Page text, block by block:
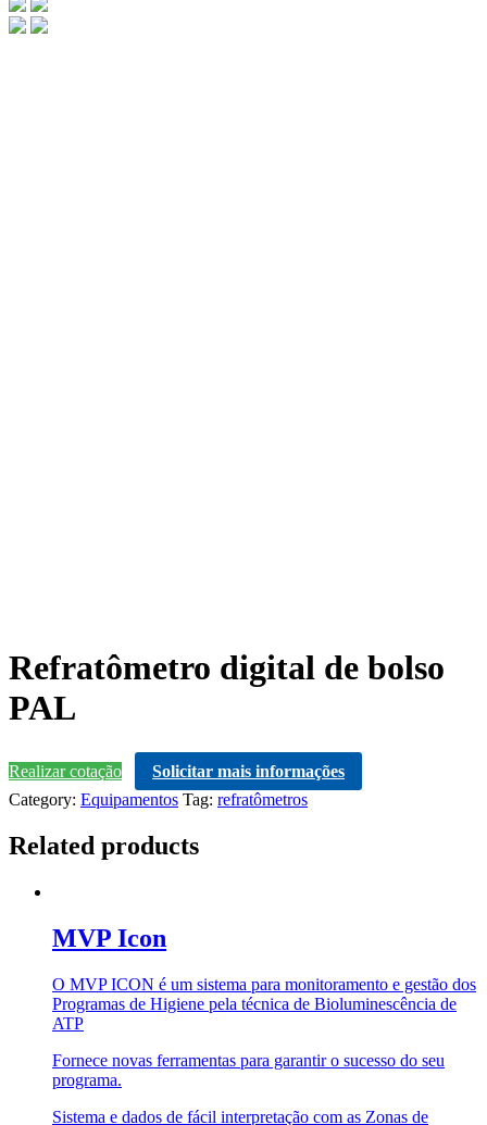
Refratômetro digital de bolso
PAL
Realizar cotação
Solicitar mais informações
Category: Equipamentos Tag: refratômetros
Related products
MVP Icon
O MVP ICON é um sistema para monitoramento e gestão dos
Programas de Higiene pela técnica de Bioluminescência de
ATP
Fornece novas ferramentas para garantir o sucesso do seu
programa.
Sistema e dados de fácil interpretação com as Zonas de